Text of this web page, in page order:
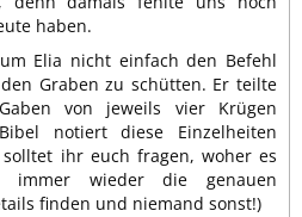
haben.
Elia nicht einfach den Befehl
Graben zu schütten. Er teilte
von jeweils vier Krügen
notiert diese Einzelheiten
ihr euch fragen, woher es
wieder die genauen
finden und niemand sonst!)